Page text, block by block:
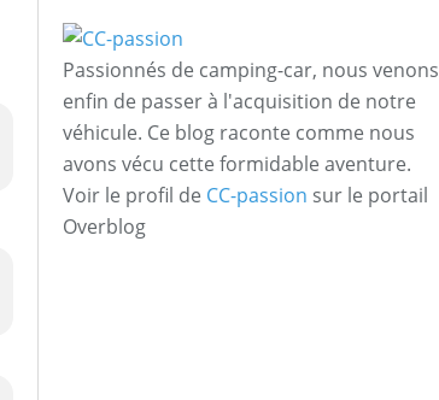
Passionnés de camping-car, nous venons
enfin de passer à l'acquisition de notre
véhicule. Ce blog raconte comme nous
avons vécu cette formidable aventure.
Voir le profil de CC-passion sur le portail
Overblog